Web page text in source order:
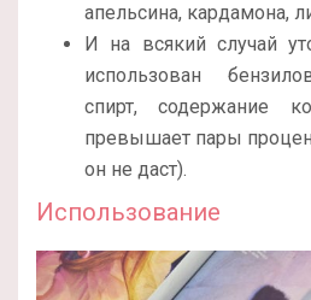
апельсина, кардамона,
И на всякий случай
использован
спирт, содержание
превышает пары
он не даст).
Использование